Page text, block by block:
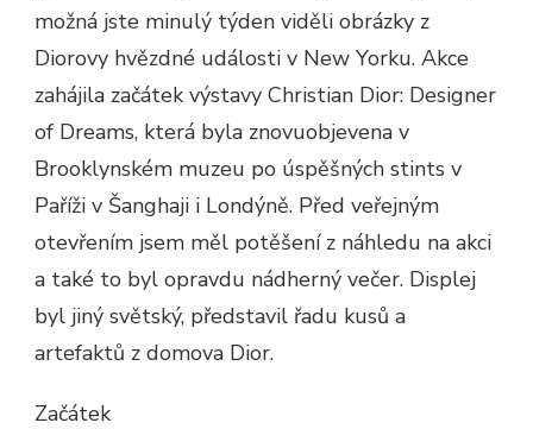
DISPLAY
OTEVÍRÁ
možná jste minulý týden viděli obrázky z
Diorovy hvězdné události v New Yorku. Akce
zahájila začátek výstavy Christian Dior: Designer
of Dreams, která byla znovuobjevena v
Brooklynském muzeu po úspěšných stints v
Paříži v Šanghaji i Londýně. Před veřejným
otevřením jsem měl potěšení z náhledu na akci
a také to byl opravdu nádherný večer. Displej
byl jiný světský, představil řadu kusů a
artefaktů z domova Dior.
Začátek